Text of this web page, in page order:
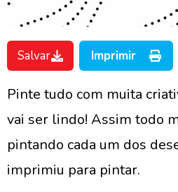
Salvar Imprimir
Pinte tudo com muita
vai ser lindo! Assim todo
pintando cada um dos
imprimiu para pintar.